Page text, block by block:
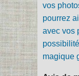
vos
pourrez
avec vos
magique